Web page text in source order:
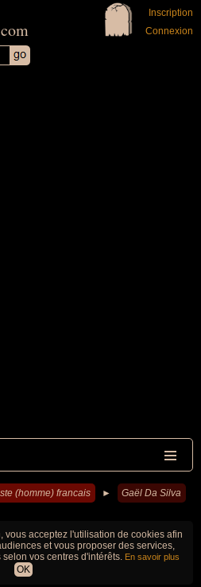
Inscription
Connexion
(homme) francais ► Gaël Da Silva
vous acceptez l'utilisation de cookies afin
et vous proposer des services,
vos centres d'intérêts. En savoir plus
OK